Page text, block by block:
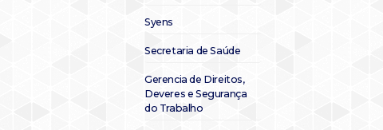
Syens
Secretaria de Saúde
Gerencia de Direitos,
Deveres e Segurança
do Trabalho